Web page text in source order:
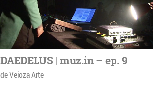
DAEDELUS | muz.in – ep. 9
de Veioza Arte